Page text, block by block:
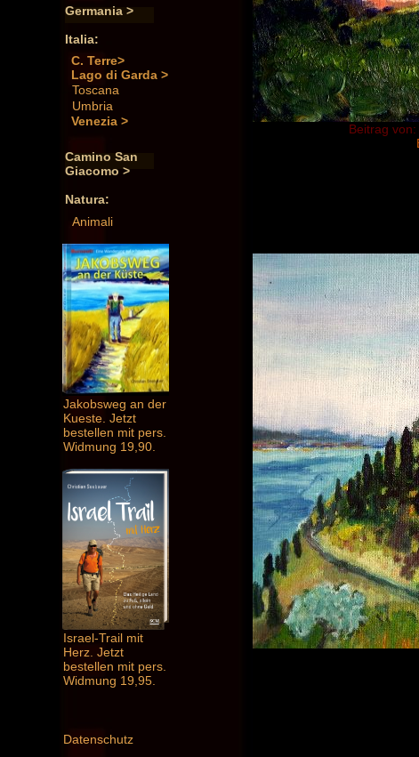
Germania >
Italia:
C. Terre>
Lago di Garda >
Toscana
Umbria
Venezia >
Camino San
Giacomo >
Natura:
Animali
Jakobsweg an der
Kueste. Jetzt
bestellen mit pers.
Widmung 19,90.
Israel-Trail mit
Herz. Jetzt
bestellen mit pers.
Widmung 19,95.
Datenschutz
Beitrag